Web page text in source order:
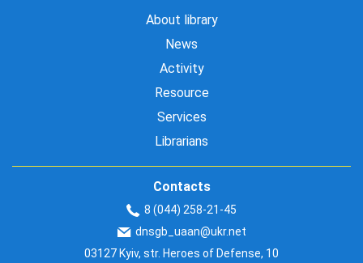
About library
News
Activity
Resource
Services
Librarians
Contacts
8 (044) 258-21-45
dnsgb_uaan@ukr.net
03127 Kyiv, str. Heroes of Defense, 10